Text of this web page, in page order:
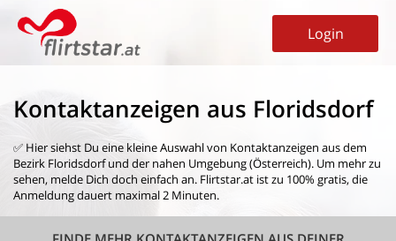
Login
Kontaktanzeigen aus Floridsdorf
✅ Hier siehst Du eine kleine Auswahl von Kontaktanzeigen aus dem
Bezirk Floridsdorfund der nahen Umgebung (Österreich). Um mehr zu
sehen, melde Dich doch einfach an. Flirtstar.at ist zu 100% gratis, die
Anmeldung dauert maximal 2 Minuten.